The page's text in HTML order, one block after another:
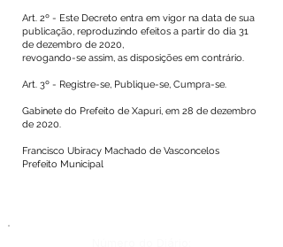
Art. 2º - Este Decreto entra em vigor na data de sua
publicação, reproduzindo efeitos a partir do dia 31
de dezembro de 2020,
revogando-se assim, as disposições em contrário.
Art. 3º - Registre-se, Publique-se, Cumpra-se.
Gabinete do Prefeito de Xapuri, em 28 de dezembro
de 2020.
Francisco Ubiracy Machado de Vasconcelos
Prefeito Municipal